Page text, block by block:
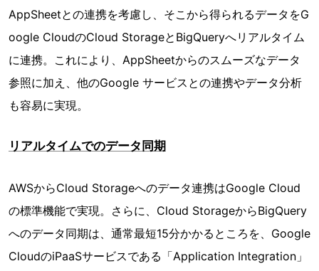
AppSheetとの連携を考慮し、そこから得られるデータをG
oogle CloudのCloud StorageとBigQueryへリアルタイム
に連携。これにより、AppSheetからのスムーズなデータ
参照に加え、他のGoogle サービスとの連携やデータ分析
も容易に実現。
リアルタイムでのデータ同期
AWSからCloud Storageへのデータ連携はGoogle Cloud
の標準機能で実現。さらに、Cloud StorageからBigQuery
へのデータ同期は、通常最短15分かかるところを、Google
CloudのiPaaSサービスである「Application Integration」